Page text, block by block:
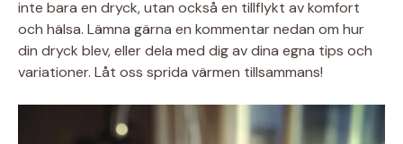
inte bara en dryck, utan också en tillflykt av komfort
och hälsa. Lämna gärna en kommentar nedan om hur
din dryck blev, eller dela med dig av dina egna tips och
variationer. Låt oss sprida värmen tillsammans!